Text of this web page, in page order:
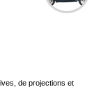
de projections et